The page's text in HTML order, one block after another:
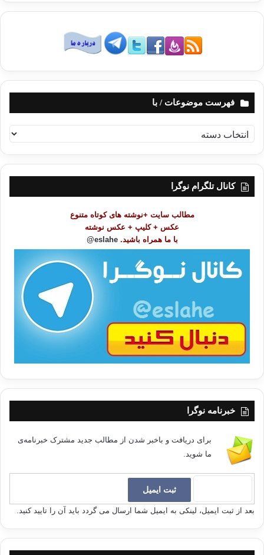
کپی آدرس
فهرست موضوعات / با
ه
ر
کانال تلگرام نوگرا
مطالب سایت +نوشته های کوتاه متنوع
عکس + کلیپ + عکس نوشته
با ما همراه باشید. eslahe@
خبرنامه نوگرا
برای دریافت و باخبر شدن از مطالب جدید مشترک خبرنامه‌ی
ما شوید.
بعد از ثبت ایمیل، لینکی به ایمیل شما ارسال می گردد باید آن را تایید کنید.